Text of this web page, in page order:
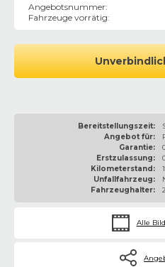
Angebotsnummer:
Fahrzeuge vorrätig:
Bereitstellungszeit:
Angebot für:
Garantie:
Erstzulassung:
Kilometerstand:
Unfallfahrzeug:
Fahrzeughalter:
2
Alle